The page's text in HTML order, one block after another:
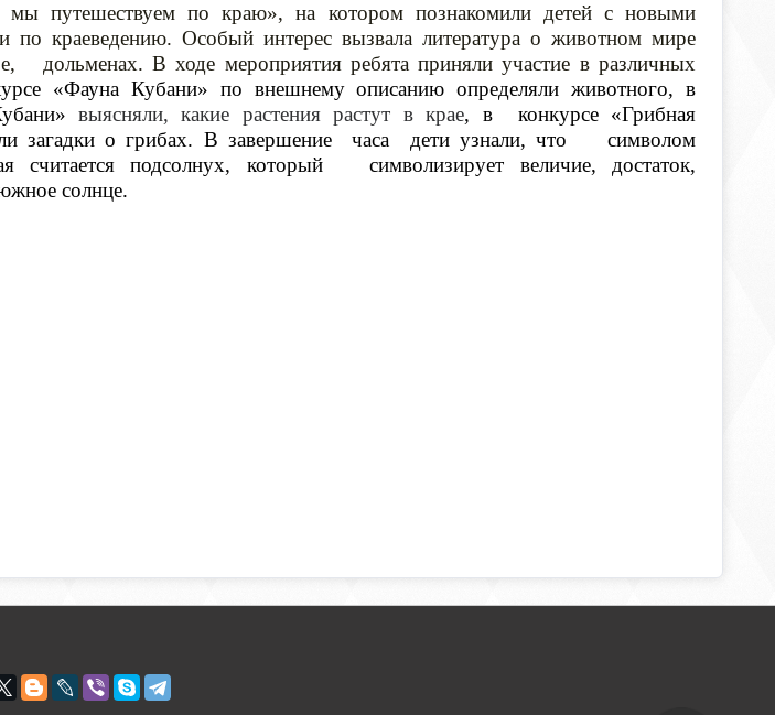
мы путешествуем по краю»,на котором познакомили детей с новыми
по краеведению. Особый интерес вызвала литература о животном мире
В ходе мероприятия ребята приняли участие в различных
«Фауна Кубани» по внешнему описанию определяли животного, в
выясняли, какие растения растут в крае, в конкурсе «Грибная
загадки о грибах. В завершение часа дети узнали, что символом
считается подсолнух, который символизирует величие, достаток,
солнце.